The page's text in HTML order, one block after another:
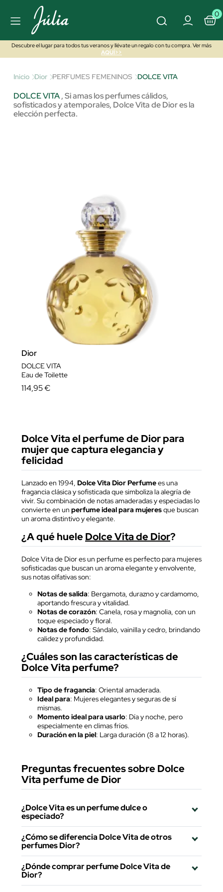
0
Descubre el lugar para todos tus veranos y llévate un regalo con tu compra. Ver más
AQUÍ>>
Inicio Dior PERFUMES FEMENINOS DOLCE VITA
DOLCE VITA,Si amas los perfumes cálidos,
sofisticados y atemporales, Dolce Vita de Dior es la
elección perfecta.
Dior
DOLCE VITA
Eau de Toilette
114,95 €
Dolce Vita el perfume de Dior para
mujer que captura elegancia y
felicidad
Lanzado en 1994, Dolce Vita Dior Perfumees una
fragancia clásica y sofisticada que simboliza la alegría de
vivir. Su combinación de notas amaderadas y especiadas lo
convierte en un perfume ideal para mujeresque buscan
un aroma distintivo y elegante.
¿A qué huele Dolce Vita de Dior?
Dolce Vita de Dior es un perfume es perfecto para mujeres
sofisticadas que buscan un aroma elegante y envolvente,
sus notas olfativas son:
Notas de salida: Bergamota, durazno y cardamomo,
aportando frescura y vitalidad.
Notas de corazón: Canela, rosa y magnolia, con un
toque especiado y floral.
Notas de fondo: Sándalo, vainilla y cedro, brindando
calidez y profundidad.
¿Cuáles son las características de
Dolce Vita perfume?
Tipo de fragancia: Oriental amaderada.
Ideal para: Mujeres elegantes y seguras de sí
mismas.
Momento ideal para usarlo: Día y noche, pero
especialmente en climas fríos.
Duración en la piel: Larga duración (8 a 12 horas).
Preguntas frecuentes sobre Dolce
Vita perfume de Dior
¿Dolce Vita es un perfume dulce o
especiado?
¿Cómo se diferencia Dolce Vita de otros
perfumes Dior?
¿Dónde comprar perfume Dolce Vita de
Dior?